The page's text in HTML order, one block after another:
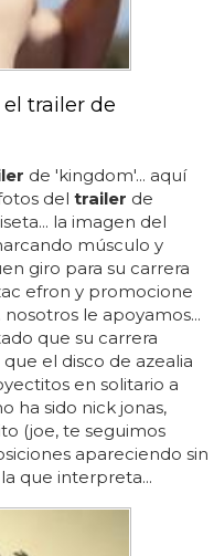
trailer de
de 'kingdom'... aquí
del trailer de
la imagen del
músculo y
giro para su carrera
efron y promocione
le apoyamos...
que su carrera
el disco de azealia
en solitario a
ha sido nick jonas,
(joe, te seguimos
apareciendo sin
que interpreta...